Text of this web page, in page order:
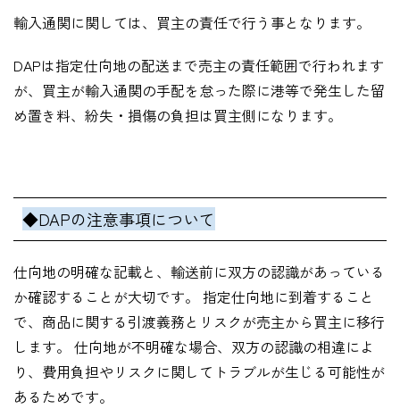
輸入通関に関しては、買主の責任で行う事となります。
DAPは指定仕向地の配送まで売主の責任範囲で行われます
が、買主が輸入通関の手配を怠った際に港等で発生した留
め置き料、紛失・損傷の負担は買主側になります。
◆DAPの注意事項について
仕向地の明確な記載と、輸送前に双方の認識があっている
か確認することが大切です。 指定仕向地に到着すること
で、商品に関する引渡義務とリスクが売主から買主に移行
します。 仕向地が不明確な場合、双方の認識の相違によ
り、費用負担やリスクに関してトラブルが生じる可能性が
あるためです。